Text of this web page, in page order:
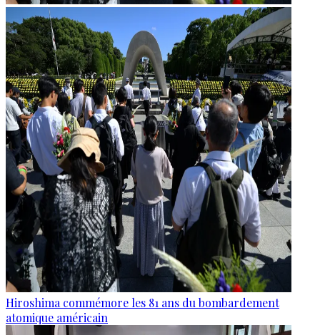
Hiroshima commémore les 81 ans du bombardement
atomique américain